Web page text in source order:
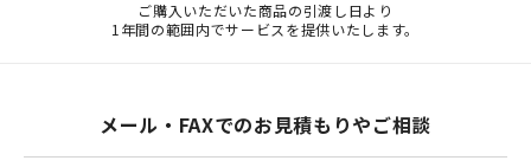
ご購入いただいた商品の引渡し日より
1年間の範囲内でサービスを提供いたします。
メール・FAXでのお見積もりやご相談